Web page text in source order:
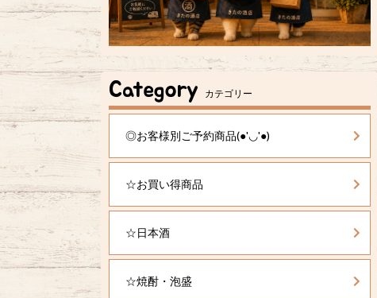
Category カテゴリー
◎お客様別ご予約商品(●'◡'●)
☆お買い得商品
☆日本酒
☆焼酎・泡盛